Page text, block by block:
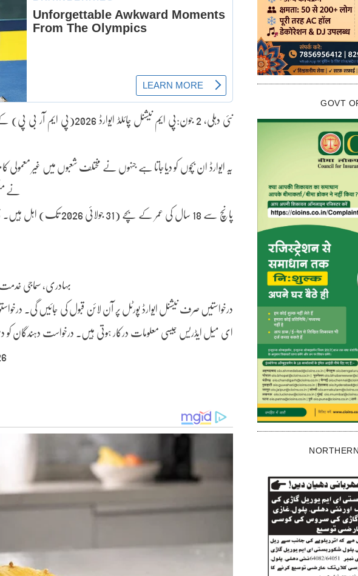
نئی دہلی، 2 جون:پی ایم نیشنل
یہ ایوارڈ ان بچوں کو دیاجاتا ہے جنہوں نے مختلف شعبوں میں غیر
نے
پانچ سے 18 سال کی عمر کے
بہادری، سماجی
درخواستیں صرف نیشنل ایوارڈ پورٹل پر آن لائن قبول کی جائیں گی۔
ای میل ایڈریس جیسی معلومات درکار ہوتی ہیں۔ درخواست دہندگان کو
2026 ”
GOVT